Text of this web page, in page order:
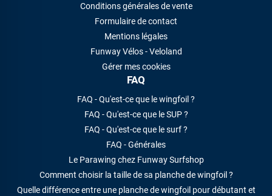
Conditions générales de vente
Formulaire de contact
Mentions légales
Funway Vélos - Veloland
Gérer mes cookies
FAQ
FAQ - Qu'est-ce que le wingfoil ?
FAQ - Qu'est-ce que le SUP ?
FAQ - Qu'est-ce que le surf ?
FAQ - Générales
Le Parawing chez Funway Surfshop
Comment choisir la taille de sa planche de wingfoil ?
Quelle différence entre une planche de wingfoil pour débutant et